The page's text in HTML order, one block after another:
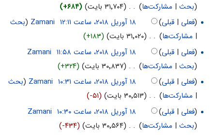
(بحث| مشارکت‌ها)
. . (۳۱٬۷۰۴ بایت)
(+۶۸۴)
(فعلی| قبلی)
‏
Zamani
(بحث
| مشارکت‌ها)
. . (۳۱٬۰۲۰ بایت)
(+۱۸۳)
(فعلی| قبلی)
‏
Zamani
(بحث| مشارکت‌ها)
. . (۳۰٬۸۳۷ بایت)
(+۳۲۴)
(فعلی| قبلی)
‏
Zamani
(بحث
| مشارکت‌ها)
. . (۳۰٬۵۱۳ بایت)
(-۵۱)
(فعلی| قبلی)
‏
Zamani
(بحث| مشارکت‌ها)
. . (۳۰٬۵۶۴ بایت)
(-۴۳۴)